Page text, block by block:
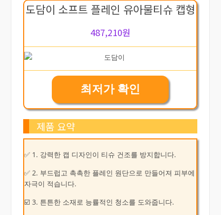
도담이 소프트 플레인 유아물티슈 캡형
487,210원
최저가 확인
제품 요약
✅ 1. 강력한 캡 디자인이 티슈 건조를 방지합니다.
✅ 2. 부드럽고 촉촉한 플레인 원단으로 만들어져 피부에
자극이 적습니다.
☑️ 3. 튼튼한 소재로 능률적인 청소를 도와줍니다.